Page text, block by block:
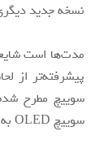
نسخه جدید
مدت‌ها است
پیشرفته‌تر از
سوییچ مطرح
سوییچ OLED به‌نوعی تمام این شایعات را تکذیب کرد.